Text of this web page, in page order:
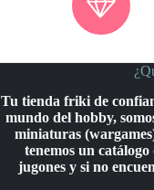
Tu tienda friki de
mundo del hobby,
miniaturas
tenemos un
jugones y si no